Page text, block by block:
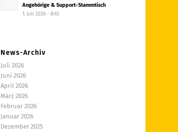
Angehörige & Support-Stammtisch
1. Juli 2026 - 8:45
News-Archiv
Juli 2026
Juni 2026
April 2026
März 2026
Februar 2026
Januar 2026
Dezember 2025